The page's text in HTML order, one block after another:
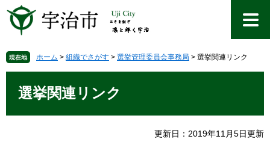
先を 現在地 ホーム > 組織でさがす > 選挙管理委員会事務局 > 選挙関連リンク
選挙関連リンク
更新日：2019年11月5日更新